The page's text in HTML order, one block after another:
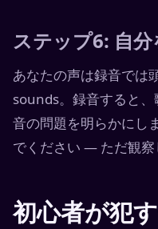
ステップ6: 自
あなたの声は録音では
sounds。録音すると
音の問題を明らかにし
でください — ただ観察
初心者が犯